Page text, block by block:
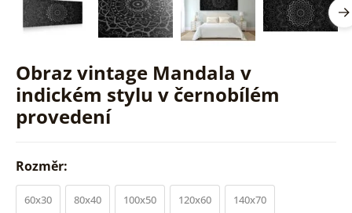
Obraz vintage Mandala v
indickém stylu v černobílém
provedení
Rozměr:
60x30 80x40 100x50 120x60 140x70